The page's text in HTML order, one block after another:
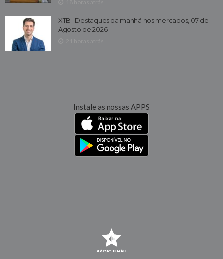
XTB | Destaques da manhã nos mercados, 07 de
Agosto de 2026
Instale as nossas APPS